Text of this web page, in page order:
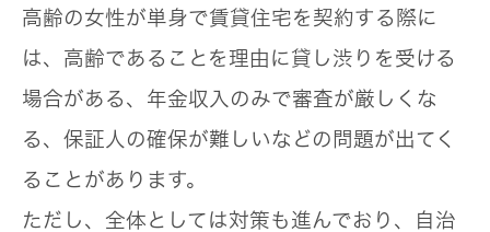
高齢の女性が単身で賃貸住宅を契約する際に
は、高齢であることを理由に貸し渋りを受ける
場合がある、年金収入のみで審査が厳しくな
る、保証人の確保が難しいなどの問題が出てく
ることがあります。
ただし、全体としては対策も進んでおり、自治